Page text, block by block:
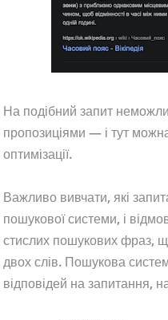
На подібний запит
пропозиціями — і тут
оптимізації.
Важливо вивчати, які
пошукової системи, і
стислих пошукових фраз,
двох слів. Пошукова
відповідей на запитання,